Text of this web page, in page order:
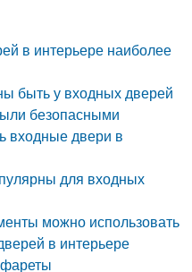
в интерьере наиболее
быть у входных дверей
безопасными
входные двери в
для входных
можно использовать
в интерьере